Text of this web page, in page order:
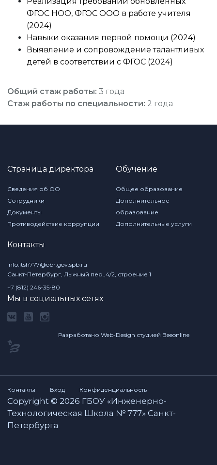
ФГОС НОО, ФГОС ООО в работе учителя
(2024)
Навыки оказания первой помощи (2024)
Выявление и сопровождение талантливых
детей в соответствии с ФГОС (2024)
Общий стаж работы: 3 года
Стаж работы по специальности: 2 года
Страница директора
Сведения об ОО
Сотрудники
Документы
Противодействие коррупции
Обучение
Общее образование
Дополнительное
образование
Дополнительные услуги
Контакты
info.itsh777@obr.gov.spb.ru
Санкт-Петербург, Лыжный пер.,4/2, строение 1
+7 (812) 246-35-80
Мы в социальных сетях
Разработано Web-Design студией Beeonline
Контакты Вход Конфиденциальность
Copyright © 2026 ГБОУ «Инженерно-
Технологическая Школа № 777» Санкт-
Петербурга